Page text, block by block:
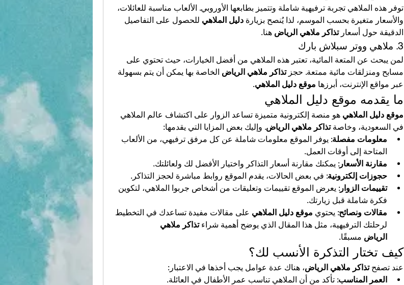
والأسعار متغيرة بحسب الموسم، لذا يُنصح بزيارة دليل الملاهي
الدقيقة حول أسعار تذاكر ملاهي الرياض هنا.
3. ملاهي ووتر سبلاش بارك
مسابح ومنزلقات مائية ممتعة. حجز تذاكر ملاهي الرياض
عبر مواقع الإنترنت، أبرزها موقع دليل الملاهي.
ما يقدمه موقع دليل الملاهي
موقع دليل الملاهي
في السعودية، وخاصة تذاكر ملاهي الرياض. وإليك بعض المزايا التي يقدمها:
معلومات مفصلة
المتاحة إلى أوقات العمل.
مقارنة الأسعار: يمكنك مقارنة أسعار التذاكر واختيار الأفضل لك ولعائلتك.
حجوزات إلكترونية: في بعض الحالات، يقدم الموقع روابط مباشرة لحجز التذاكر.
تقييمات الزوار
فكرة شاملة قبل زيارتك.
مقالات ونصائح: يحتوي موقع دليل الملاهي
لرحلتك الترفيهية، مثل هذا المقال الذي يوضح أهمية شراء
الرياض مسبقًا.
كيف تختار التذكرة الأنسب لك؟
عند تصفح تذاكر ملاهي الرياض، هناك عدة عوامل يجب أخذها في الاعتبار:
العمر المناسب: تأكد من أن الملاهي تناسب عمر الأطفال في العائلة.